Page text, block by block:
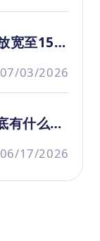
宽至15.5
07/03/2026
有什么区
06/17/2026